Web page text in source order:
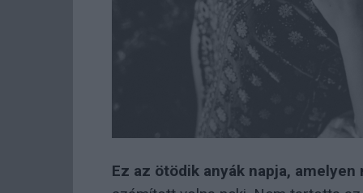
Ez az ötödik anyák napja, amelyen